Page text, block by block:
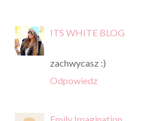
ITS WHITE BLOG
zachwycasz :)
Odpowiedz